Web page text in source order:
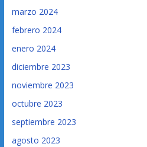
marzo 2024
febrero 2024
enero 2024
diciembre 2023
noviembre 2023
octubre 2023
septiembre 2023
agosto 2023